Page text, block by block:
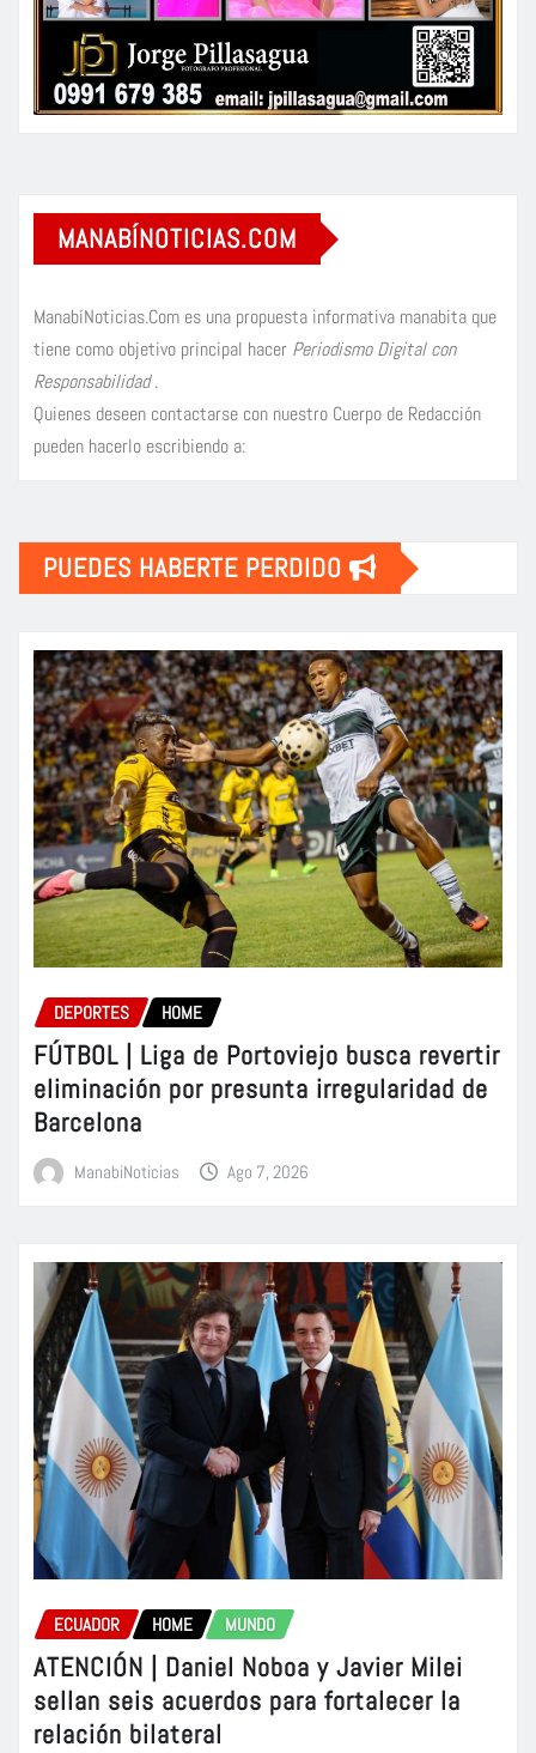
MANABÍNOTICIAS.COM
ManabíNoticias.Com es una propuesta informativa manabita que
tiene como objetivo principal hacer Periodismo Digital con
Responsabilidad.
Quienes deseen contactarse con nuestro Cuerpo de Redacción
pueden hacerlo escribiendo a:
PUEDES HABERTE PERDIDO
DEPORTES HOME
FÚTBOL | Liga de Portoviejo busca revertir
eliminación por presunta irregularidad de
Barcelona
ManabiNoticias Ago 7, 2026
ECUADOR HOME MUNDO
ATENCIÓN | Daniel Noboa y Javier Milei
sellan seis acuerdos para fortalecer la
relación bilateral